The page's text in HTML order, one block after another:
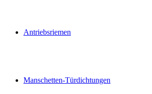
Antriebsriemen
Manschetten-Türdichtungen